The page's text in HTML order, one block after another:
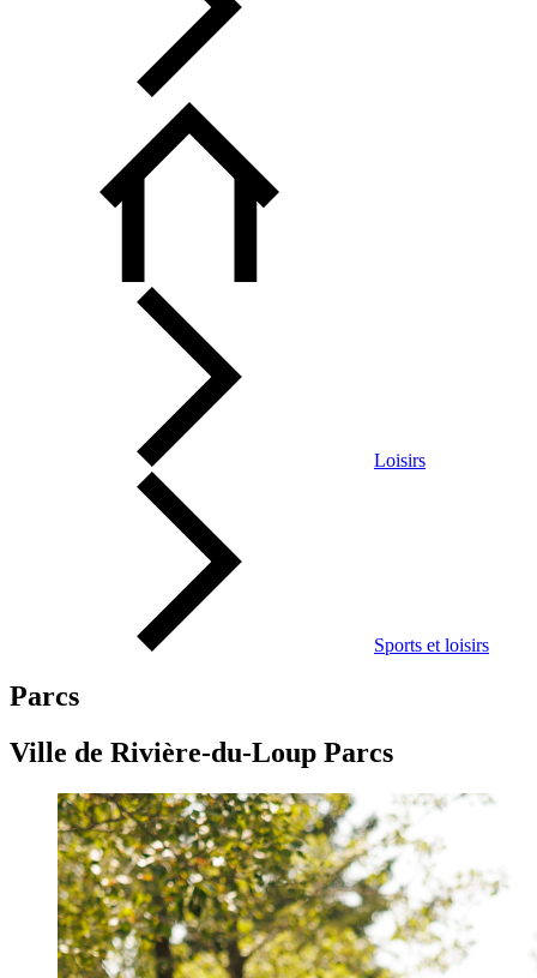
Loisirs
Sports et loisirs
Parcs
Ville de Rivière-du-Loup Parcs